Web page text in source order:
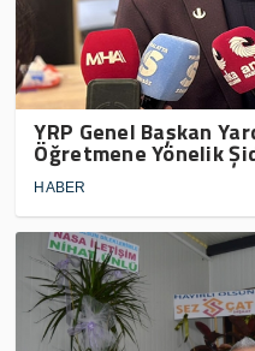
YRP Genel Başkan
Öğretmene Yönelik
HABER